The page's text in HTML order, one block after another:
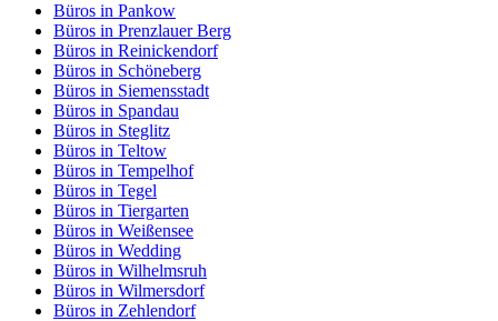
Büros in Pankow
Büros in Prenzlauer Berg
Büros in Reinickendorf
Büros in Schöneberg
Büros in Siemensstadt
Büros in Spandau
Büros in Steglitz
Büros in Teltow
Büros in Tempelhof
Büros in Tegel
Büros in Tiergarten
Büros in Weißensee
Büros in Wedding
Büros in Wilhelmsruh
Büros in Wilmersdorf
Büros in Zehlendorf